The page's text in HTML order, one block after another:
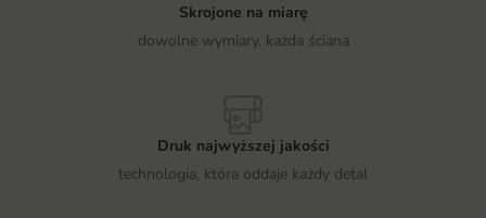
Skrojone na miarę
dowolne wymiary, każda ściana
Druk najwyższej jakości
technologia, która oddaje każdy detal